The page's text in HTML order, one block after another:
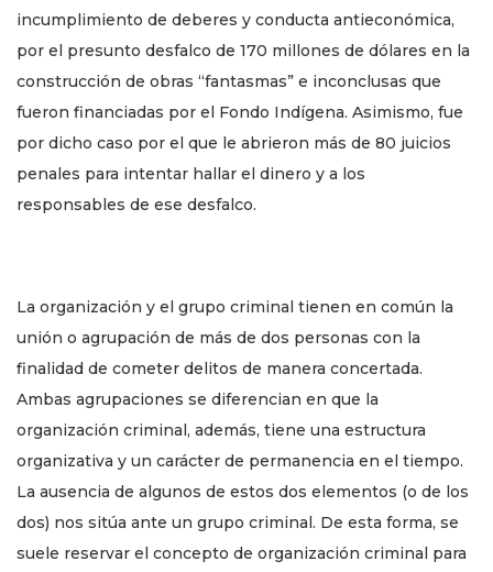
incumplimiento de deberes y conducta antieconómica,
por el presunto desfalco de 170 millones de dólares en la
construcción de obras “fantasmas” e inconclusas que
fueron financiadas por el Fondo Indígena. Asimismo, fue
por dicho caso por el que le abrieron más de 80 juicios
penales para intentar hallar el dinero y a los
responsables de ese desfalco.
La organización y el grupo criminal tienen en común la
unión o agrupación de más de dos personas con la
finalidad de cometer delitos de manera concertada.
Ambas agrupaciones se diferencian en que la
organización criminal, además, tiene una estructura
organizativa y un carácter de permanencia en el tiempo.
La ausencia de algunos de estos dos elementos (o de los
dos) nos sitúa ante un grupo criminal. De esta forma, se
suele reservar el concepto de organización criminal para